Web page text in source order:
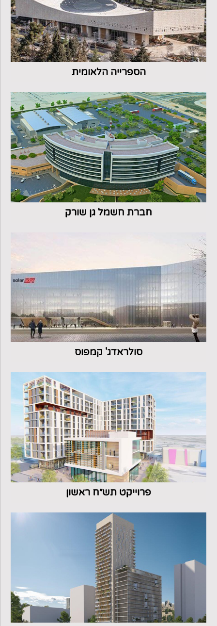
הספרייה הלאומית
חברת חשמל גן שורק
סולראדג' קמפוס
פרוייקט תש״ח ראשון